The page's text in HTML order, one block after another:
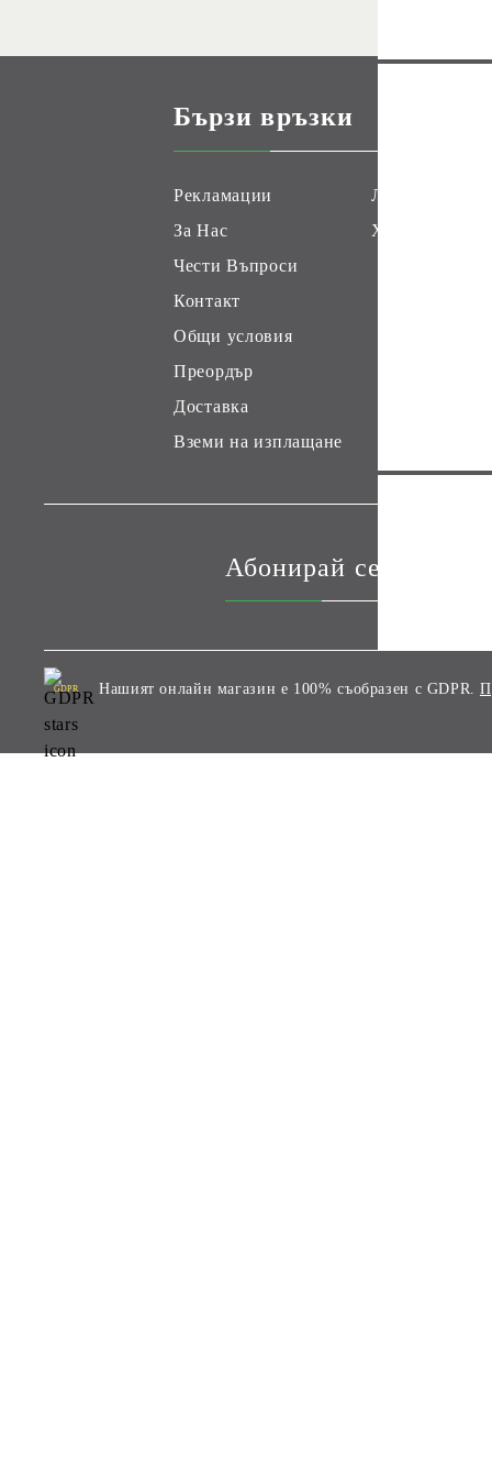
Бързи връзки
Рекламации
За Нас
Чести Въпроси
Контакт
Общи условия
Преордър
Доставка
Вземи на изплащане
Лоялни
Хоби Геймс
Абонирай се за
GDPR Нашият онлайн магазин е 100% съобразен с GDPR.